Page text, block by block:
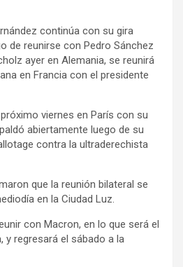
continúa con su gira
de reunirse con Pedro Sánchez
ayer en Alemania, se reunirá
en Francia con el presidente
viernes en París con su
abiertamente luego de su
contra la ultraderechista
que la reunión bilateral se
en la Ciudad Luz.
con Macron, en lo que será el
y regresará el sábado a la